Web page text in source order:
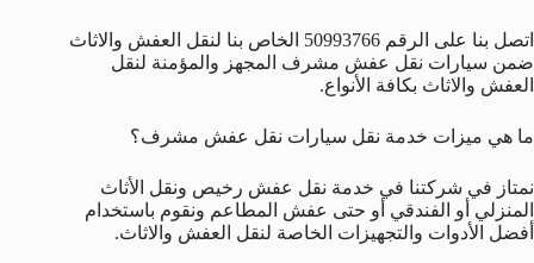
اتصل بنا على الرقم 50993766 الخاص بنا لنقل العفش والاثاث
ضمن سيارات نقل عفش مشرف المجهز والمؤمنة لنقل
العفش والاثاث بكافة الأنواع.
ما هي ميزات خدمة نقل سيارات نقل عفش مشرف؟
نمتاز في شركتنا في خدمة نقل عفش رخيص ونقل الأثاث
المنزلي أو الفندقي أو حتى عفش المطاعم ونقوم باستخدام
أفضل الأدوات والتجهيزات الخاصة لنقل العفش والاثاث.